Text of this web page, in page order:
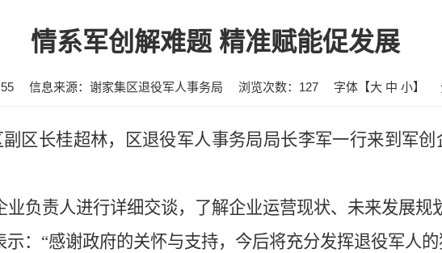
情系军创解难题 精准赋能促发展
信息来源：谢家集区退役军人事务局 浏览次数： 127 字体【大 中 小】
区长桂超林，区退役军人事务局局长李军一行来到军
业负责人进行详细交谈，了解企业运营现状、未来发展规
： “感谢政府的关怀与支持，今后将充分发挥退役军人